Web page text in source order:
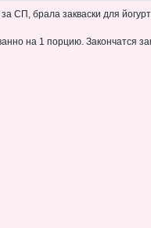
СП, брала закваски для
на 1 порцию. Закончатся